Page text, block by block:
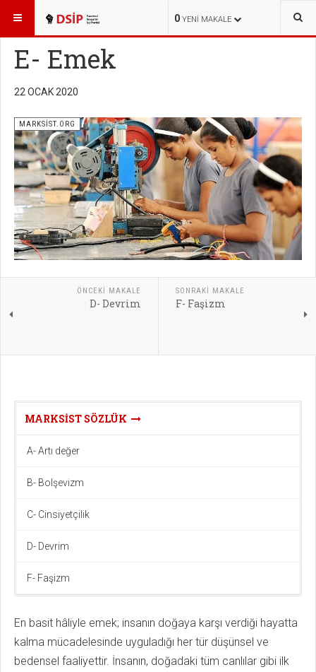
0 YENI MAKALE
BURADASINIZ: YAYINLAR MARKSİST.ORG
E- Emek
22 OCAK 2020
MARKSİST.ORG
ÖNCEKI MAKALE
D- Devrim
SONRAKI MAKALE
F- Faşizm
MARKSIST SÖZLÜK
A- Artı değer
B- Bolşevizm
C- Cinsiyetçilik
D- Devrim
F- Faşizm
En basit hâliyle emek; insanın doğaya karşı verdiği hayatta
kalma mücadelesinde uyguladığı her tür düşünsel ve
bedensel faaliyettir. İnsanın, doğadaki tüm canlılar gibi ilk